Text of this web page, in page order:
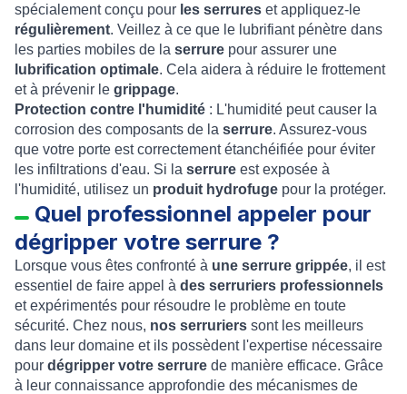
spécialement conçu pour les serrures et appliquez-le
régulièrement. Veillez à ce que le lubrifiant pénètre dans
les parties mobiles de la serrure pour assurer une
lubrification optimale. Cela aidera à réduire le frottement
et à prévenir le grippage.
Protection contre l'humidité : L'humidité peut causer la
corrosion des composants de la serrure. Assurez-vous
que votre porte est correctement étanchéifiée pour éviter
les infiltrations d'eau. Si la serrure est exposée à
l'humidité, utilisez un produit hydrofuge pour la protéger.
Quel professionnel appeler pour
dégripper votre serrure ?
Lorsque vous êtes confronté à une serrure grippée, il est
essentiel de faire appel à des serruriers professionnels
et expérimentés pour résoudre le problème en toute
sécurité. Chez nous, nos serruriers sont les meilleurs
dans leur domaine et ils possèdent l'expertise nécessaire
pour dégripper votre serrure de manière efficace. Grâce
à leur connaissance approfondie des mécanismes de